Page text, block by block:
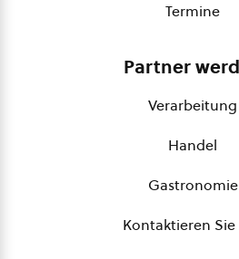
Termine
Partner
Verarbeitung
Handel
Gastronomie
Kontaktieren Sie